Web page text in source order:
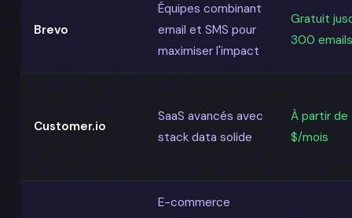
Brevo
Équipes combinant
email et SMS pour
maximiser l'impact
Gratuit
300
Customer.io
SaaS avancés avec
stack data solide
À partir de
$/mois
E-commerce